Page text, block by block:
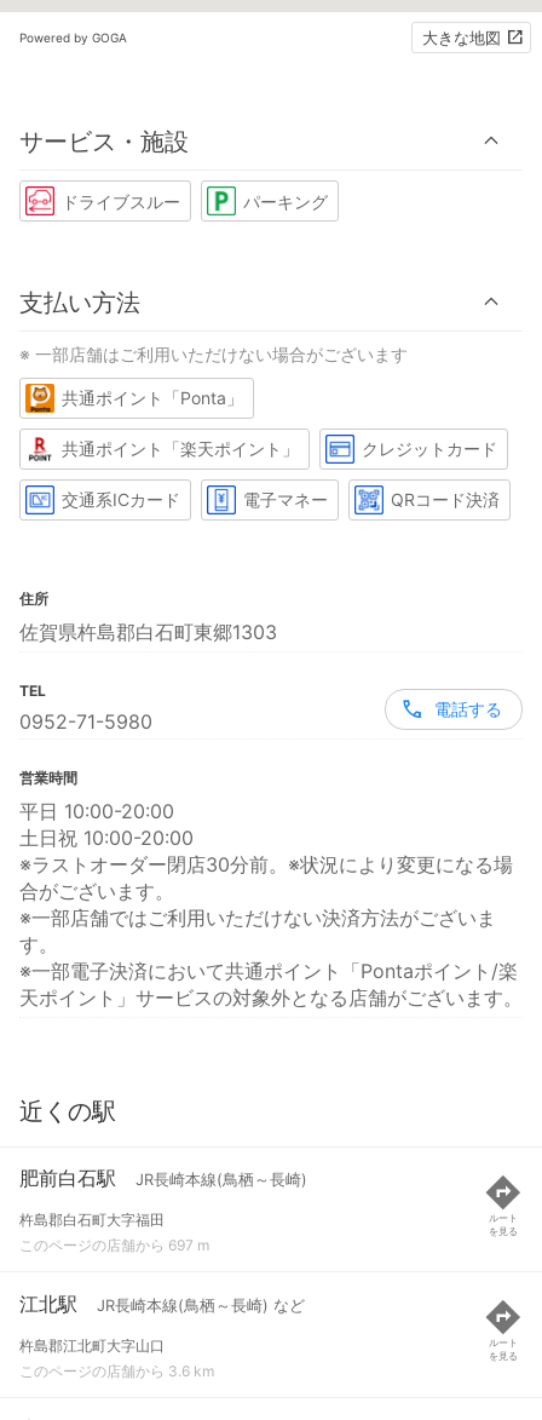
Powered by GOGA 大きな地図
サービス・施設
ドライブスルー パーキング
支払い方法
※ 一部店舗はご利用いただけない場合がございます
共通ポイント「Ponta」
共通ポイント「楽天ポイント」 クレジットカード
交通系ICカード 電子マネー QRコード決済
住所
佐賀県杵島郡白石町東郷1303
TEL
0952-71-5980
電話する
営業時間
平日 10:00-20:00
土日祝 10:00-20:00
※ラストオーダー閉店30分前。※状況により変更になる場
合がございます。
※一部店舗ではご利用いただけない決済方法がございま
す。
※一部電子決済において共通ポイント「Pontaポイント/楽
天ポイント」サービスの対象外となる店舗がございます。
近くの駅
肥前白石駅 JR長崎本線(鳥栖～長崎)
杵島郡白石町大字福田
このページの店舗から 697 m
ルート
を見る
江北駅 JR長崎本線(鳥栖～長崎) など
杵島郡江北町大字山口
このページの店舗から 3.6 km
ルート
を見る